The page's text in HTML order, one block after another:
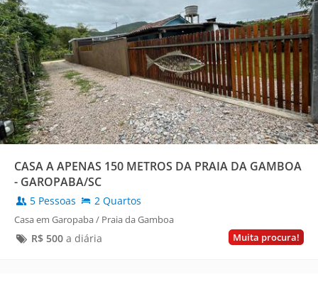
CASA A APENAS 150 METROS DA PRAIA DA GAMBOA
- GAROPABA/SC
5 Pessoas 2 Quartos
Casa em Garopaba / Praia da Gamboa
Muita procura!
R$ 500a diária